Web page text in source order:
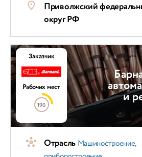
Приволжский
округ РФ
и
Заказчик
Рабочих мест
190
Отрасль Машиностроение,